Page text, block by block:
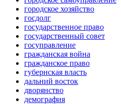
городское хозяйство
госдолг
государственное право
государственный совет
госуправление
гражданская война
гражданское право
губернская власть
дальний восток
дворянство
демография